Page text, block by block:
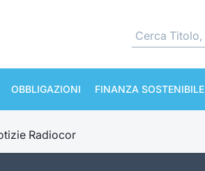
OBBLIGAZIONI FINANZA SOSTENIBILE
Radiocor